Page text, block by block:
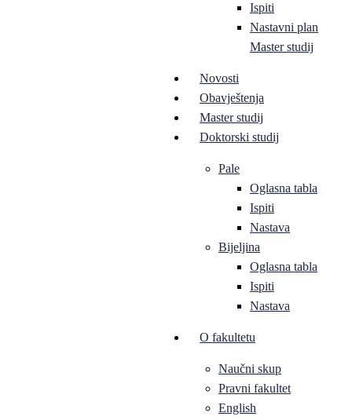
Ispiti
Nastavni plan
Master studij
Novosti
Obavještenja
Master studij
Doktorski studij
Pale
Oglasna tabla
Ispiti
Nastava
Bijeljina
Oglasna tabla
Ispiti
Nastava
O fakultetu
Naučni skup
Pravni fakultet
English